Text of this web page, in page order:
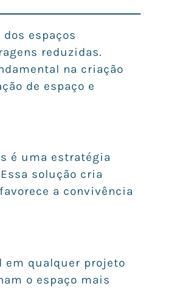
espaços
reduzidas.
na criação
de espaço e
é uma estratégia
solução cria
a convivência
em qualquer projeto
o espaço mais